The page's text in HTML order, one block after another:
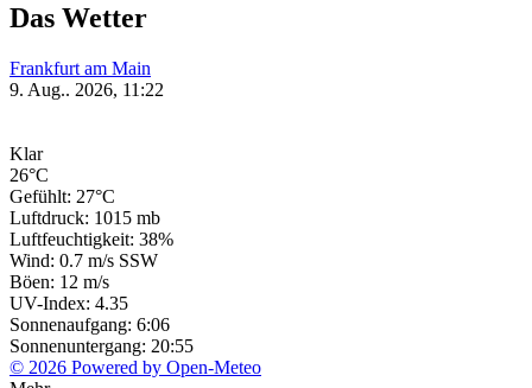
Das Wetter
Frankfurt am Main
9. Aug.. 2026, 11:22
Klar
26°C
Gefühlt: 27°C
Luftdruck: 1015 mb
Luftfeuchtigkeit: 38%
Wind: 0.7 m/s SSW
Böen: 12 m/s
UV-Index: 4.35
Sonnenaufgang: 6:06
Sonnenuntergang: 20:55
© 2026 Powered by Open-Meteo